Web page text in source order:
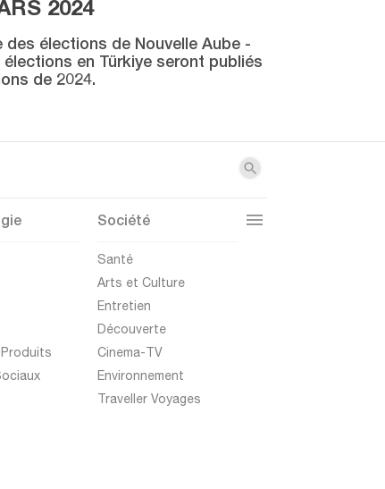
2024
élections de Nouvelle Aube -
en Türkiye seront publiés
de 2024.
Produits
Société
Santé
Arts et Culture
Entretien
Découverte
Cinema-TV
Environnement
Traveller Voyages